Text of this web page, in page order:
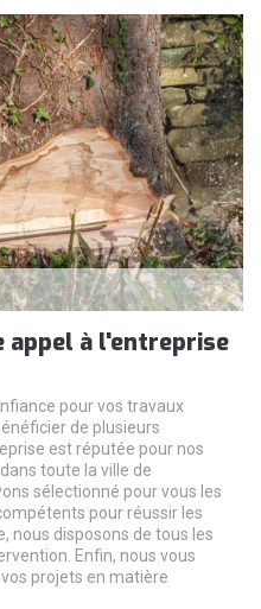
appel à l'entreprise
pour vos travaux
de plusieurs
est réputée pour nos
toute la ville de
sélectionné pour vous les
pour réussir les
nous disposons de tous les
Enfin, nous vous
projets en matière